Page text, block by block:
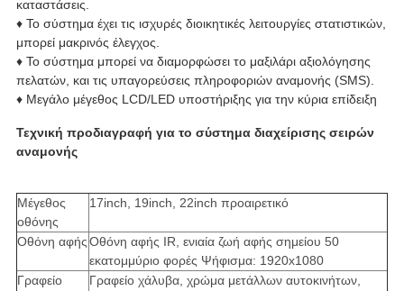
καταστάσεις.
♦ Το σύστημα έχει τις ισχυρές διοικητικές λειτουργίες στατιστικών,
μπορεί μακρινός έλεγχος.
♦ Το σύστημα μπορεί να διαμορφώσει το μαξιλάρι αξιολόγησης
πελατών, και τις υπαγορεύσεις πληροφοριών αναμονής (SMS).
♦ Μεγάλο μέγεθος LCD/LED υποστήριξης για την κύρια επίδειξη
Τεχνική προδιαγραφή για το σύστημα διαχείρισης σειρών
αναμονής
Μέγεθος
οθόνης
17inch, 19inch, 22inch προαιρετικό
Οθόνη αφήςΟθόνη αφής IR, ενιαία ζωή αφής σημείου 50
εκατομμύριο φορές Ψήφισμα: 1920x1080
Γραφείο
Γραφείο χάλυβα, χρώμα μετάλλων αυτοκινήτων,